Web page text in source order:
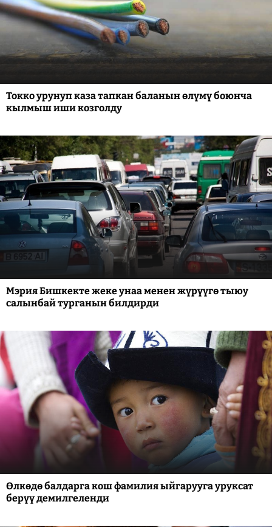
Токко урунуп каза тапкан баланын өлүмү боюнча
кылмыш иши козголду
Мэрия Бишкекте жеке унаа менен жүрүүгө тыюу
салынбай турганын билдирди
Өлкөдө балдарга кош фамилия ыйгарууга уруксат
берүү демилгеленди